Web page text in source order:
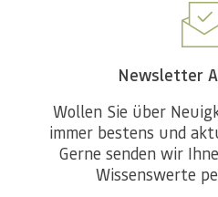
Newsletter
Wollen Sie über
immer bestens und
Gerne senden wir
Wissenswerte